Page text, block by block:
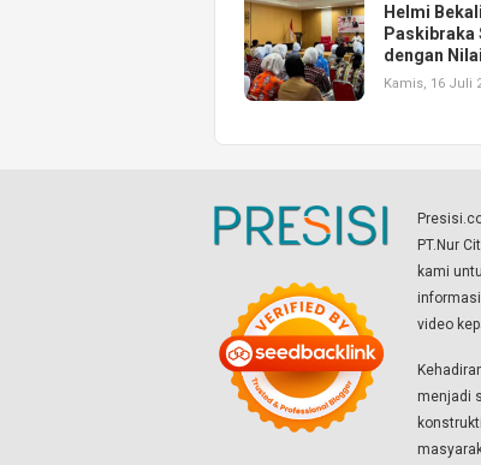
Helmi
Paskibraka
dengan
Kamis, 16 Juli
PT.Nur
kami
video
menjadi